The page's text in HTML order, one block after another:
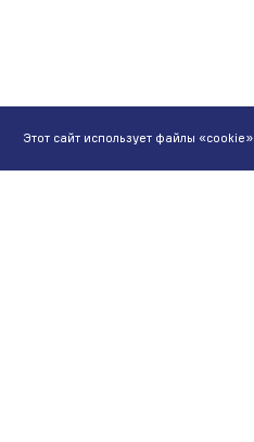
Этот сайт использует файлы «cookie»